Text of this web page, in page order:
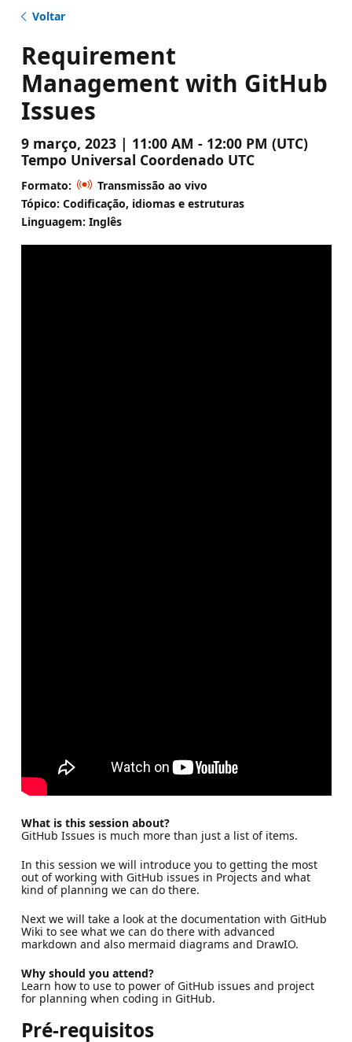
Voltar
Requirement
Management with GitHub
Issues
9 março, 2023 | 11:00 AM - 12:00 PM (UTC)
Tempo Universal Coordenado UTC
Formato:
Transmissão ao vivo
Tópico: Codificação, idiomas e estruturas
Linguagem: Inglês
What is this session about?
GitHub Issues is much more than just a list of items.
In this session we will introduce you to getting the most
out of working with GitHub issues in Projects and what
kind of planning we can do there.
Next we will take a look at the documentation with GitHub
Wiki to see what we can do there with advanced
markdown and also mermaid diagrams and DrawIO.
Why should you attend?
Learn how to use to power of GitHub issues and project
for planning when coding in GitHub.
Pré-requisitos